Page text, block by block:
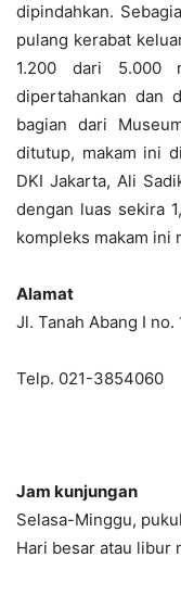
dipindahkan.
pulang kerabat
1.200 dari 5.000
dipertahankan dan
bagian dari
ditutup, makam ini
DKI Jakarta, Ali
dengan luas sekira
kompleks makam ini
Alamat
Jl. Tanah Abang I no.
Telp. 021-3854060
Jam kunjungan
Selasa-Minggu,
Hari besar atau libur